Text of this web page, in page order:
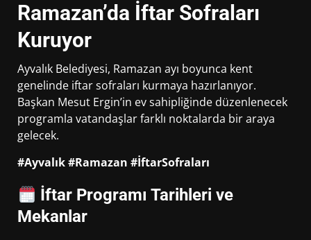
Ramazan’da İftar Sofraları
Kuruyor
Ayvalık Belediyesi, Ramazan ayı boyunca kent
genelinde iftar sofraları kurmaya hazırlanıyor.
Başkan Mesut Ergin’in ev sahipliğinde düzenlenecek
programla vatandaşlar farklı noktalarda bir araya
gelecek.
#Ayvalık #Ramazan #İftarSofraları
İftar Programı Tarihleri ve
Mekanlar